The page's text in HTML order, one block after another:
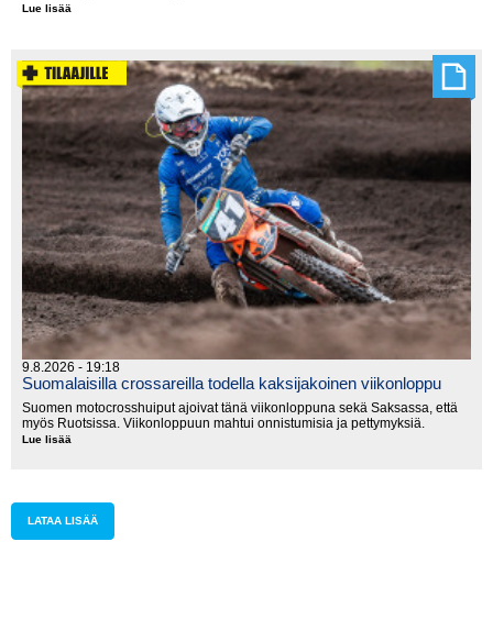
Lue lisää
9.8.2026 - 19:18
Suomalaisilla crossareilla todella kaksijakoinen viikonloppu
Suomen motocrosshuiput ajoivat tänä viikonloppuna sekä Saksassa, että
myös Ruotsissa. Viikonloppuun mahtui onnistumisia ja pettymyksiä.
Lue lisää
viikonloppu
LATAA LISÄÄ